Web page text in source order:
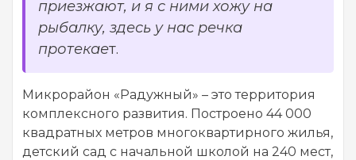
приезжают, и я с ними хожу на
рыбалку, здесь у нас речка
протекает.
Микрорайон «Радужный» – это территория
комплексного развития. Построено 44 000
квадратных метров многоквартирного жилья,
детский сад с начальной школой на 240 мест,